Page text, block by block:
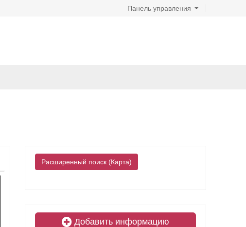
Панель управления
Расширенный поиск (Карта)
Добавить информацию